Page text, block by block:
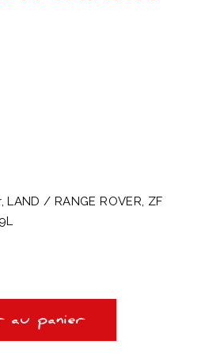
LAND / RANGE ROVER, ZF
:
au panier